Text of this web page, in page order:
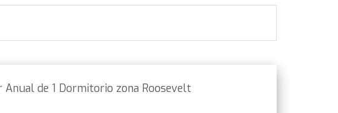
de 1 Dormitorio zona Roosevelt